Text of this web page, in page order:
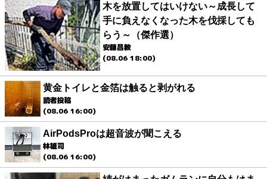
木を放置してはいけない～成長して
手に負えなくなった木を伐採しても
らう～（傑作選）
安藤昌教
(08.06 18:00)
黄金トイレと金箔は触ると剥がれる
読者投稿
(08.06 16:00)
AirPodsProは超音波が聞こえる
林雄司
(08.06 16:00)